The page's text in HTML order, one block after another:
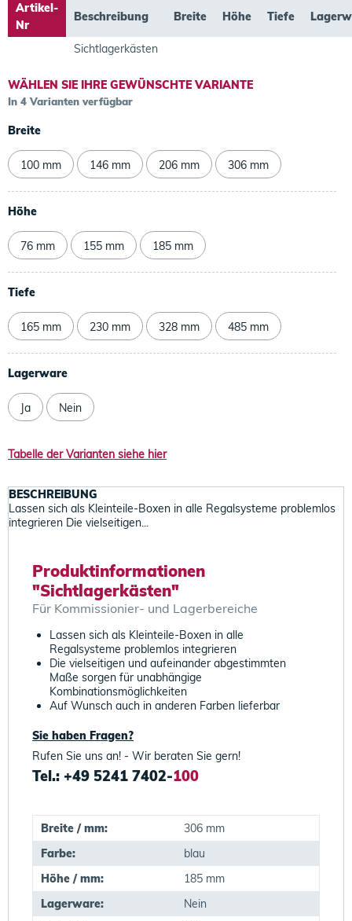
Artikel-
Nr
Beschreibung Breite Höhe Tiefe
Sichtlagerkästen
WÄHLEN SIE IHRE GEWÜNSCHTE VARIANTE
In 4 Varianten verfügbar
Breite
100 mm 146 mm 206 mm 306 mm
Höhe
76 mm 155 mm 185 mm
Tiefe
165 mm 230 mm 328 mm 485 mm
Lagerware
Ja Nein
Tabelle der Varianten siehe hier
BESCHREIBUNG
Lassen sich als Kleinteile-Boxen in alle Regalsysteme problemlos
integrieren Die vielseitigen...
Produktinformationen
"Sichtlagerkästen"
Für Kommissionier- und Lagerbereiche
Lassen sich als Kleinteile-Boxen in alle
Regalsysteme problemlos integrieren
Die vielseitigen und aufeinander abgestimmten
Maße sorgen für unabhängige
Kombinationsmöglichkeiten
Auf Wunsch auch in anderen Farben lieferbar
Sie haben Fragen?
Rufen Sie uns an! - Wir beraten Sie gern!
Tel.: +49 5241 7402-100
Breite / mm:
306 mm
Farbe:
blau
Höhe / mm:
185 mm
Lagerware:
Nein